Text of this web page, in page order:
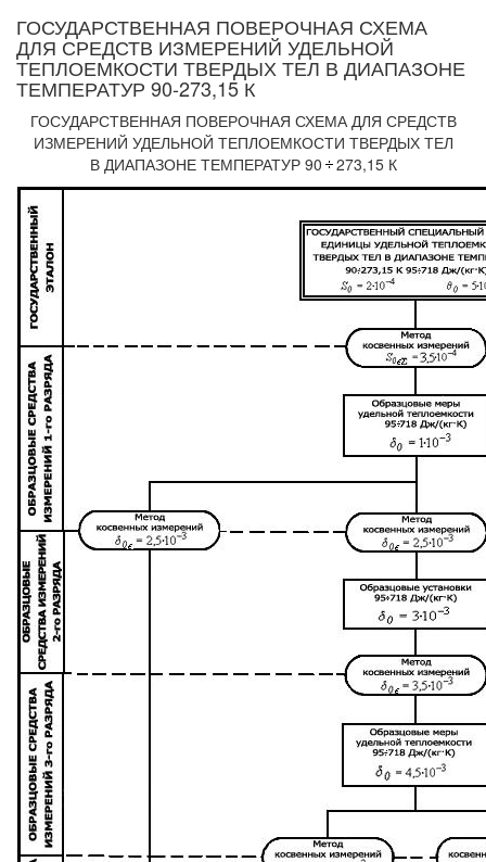
ГОСУДАРСТВЕННАЯ ПОВЕРОЧНАЯ СХЕМА
ДЛЯ СРЕДСТВ ИЗМЕРЕНИЙ УДЕЛЬНОЙ
ТЕПЛОЕМКОСТИ ТВЕРДЫХ ТЕЛ В ДИАПАЗОНЕ
ТЕМПЕРАТУР 90-273,15 К
ГОСУДАРСТВЕННАЯ ПОВЕРОЧНАЯ СХЕМА ДЛЯ СРЕДСТВ
ИЗМЕРЕНИЙ УДЕЛЬНОЙ ТЕПЛОЕМКОСТИ ТВЕРДЫХ ТЕЛ
В ДИАПАЗОНЕ ТЕМПЕРАТУР 90
273,15 К